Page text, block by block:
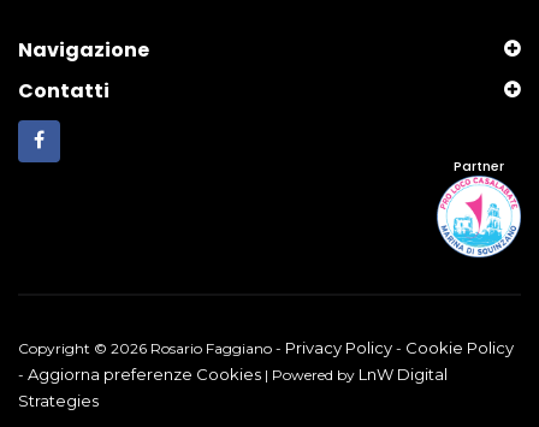
Navigazione
Contatti
Partner
Copyright © 2026 Rosario Faggiano - Privacy Policy - Cookie Policy
- Aggiorna preferenze Cookies | Powered by LnW Digital
Strategies